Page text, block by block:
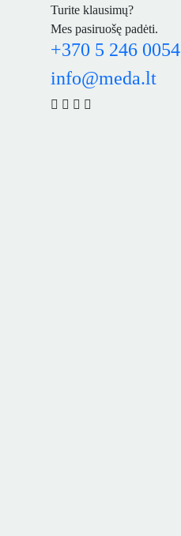
Turite klausimų?
Mes pasiruošę padėti.
+370 5 246 0054
info@meda.lt